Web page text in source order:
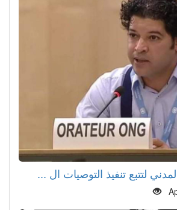
لتتبع تنفيذ التوصيات ال ...